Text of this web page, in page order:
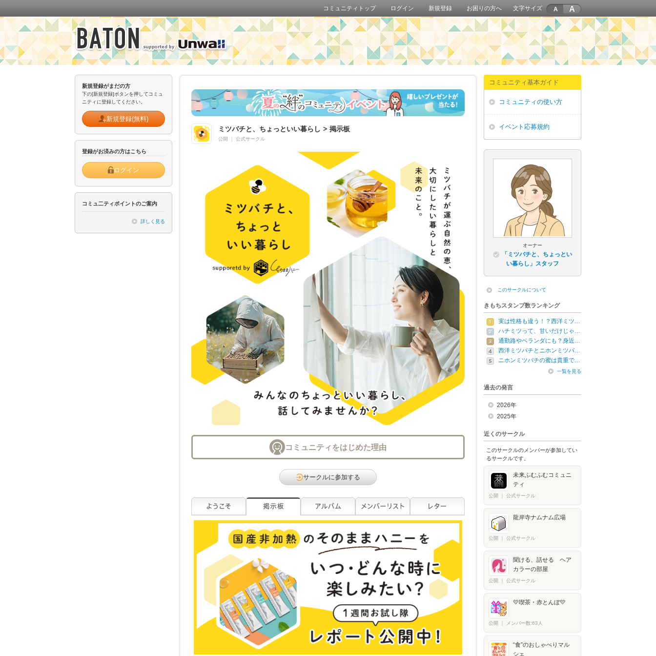
コミュニティトップ ログイン 新規登録 お困りの方へ 文字サイズ A
新規登録がまだの方
下の[新規登録]ボタンを押してコミュ
ニティに登録してください。
新規登録(無料)
登録がお済みの方はこちら
ログイン
コミュ二ティポイントのご案内
詳しく見る
ミツバチと、ちょっといい暮らし > 掲示板
公開 公式サークル
コミュニティをはじめた理由
サークルに参加する
コミュニティ基本ガイド
コミュニティの使い方
イベント応募規約
オーナー
「ミツバチと、ちょっとい
い暮らし」スタッフ
このサークルについて
きもちスタンプ数ランキング
実は性格も違う！？西洋ミツ…
ハチミツって、甘いだけじゃ…
通勤路やベランダにも？身近…
西洋ミツバチとニホンミツバ…
ニホンミツバチの蜜は貴重で…
一覧を見る
過去の発言
2026年
2025年
近くのサークル
このサークルのメンバーが参加してい
るサークルです。
未来ふむふむコミュニ
ティ
公開 公式サークル
龍岸寺ナムナム広場
公開 公式サークル
聞ける、話せる ヘア
カラーの部屋
公開 公式サークル
💛喫茶・赤とんぼ💛
公開 メンバー数:63人
“食”のおしゃべりマル
シェ